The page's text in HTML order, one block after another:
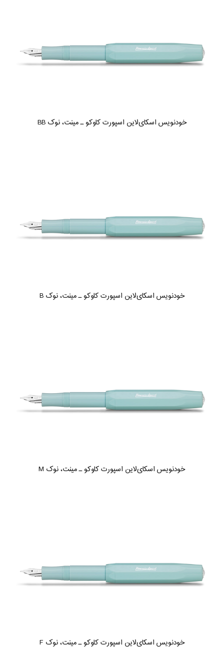
خودنویس اسکای‌لاین اسپورت کاوکو ـ مینت، نوک BB
خودنویس اسکای‌لاین اسپورت کاوکو ـ مینت، نوک B
خودنویس اسکای‌لاین اسپورت کاوکو ـ مینت، نوک M
خودنویس اسکای‌لاین اسپورت کاوکو ـ مینت، نوک F